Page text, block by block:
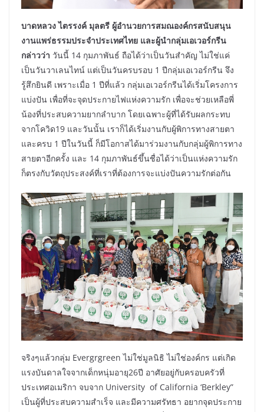
บาดหลวง ไตรรงค์ มุลตรี ผู้อำนวยการสมณองค์กรสนับสนุน
งานแพร่ธรรมประจำประเทศไทย และผู้นำกลุ่มเอเวอร์กรีน
กล่าวว่า วันนี้ 14 กุมภาพันธ์ ถือได้ว่าเป็นวันสำคัญ ไม่ใช่แค่
เป็นวันวาเลนไทน์ แต่เป็นวันครบรอบ 1 ปีกลุ่มเอเวอร์กรีน จึง
รู้สึกยินดี เพราะเมื่อ 1 ปีที่แล้ว กลุ่มเอเวอร์กรีนได้เริ่มโครงการ
แบ่งปัน เพื่อที่จะจุดประกายไฟแห่งความรัก เพื่อจะช่วยเหลือพี่
น้องที่ประสบความยากลำบาก โดยเฉพาะผู้ที่ได้รับผลกระทบ
จากโควิด19 และวันนั้น เราก็ได้เริ่มงานกับผู้พิการทางสายตา
และครบ 1 ปีในวันนี้ ก็มีโอกาสได้มาร่วมงานกับกลุ่มผู้พิการทาง
สายตาอีกครั้ง และ 14 กุมภาพันธ์ขึ้นชื่อได้ว่าเป็นแห่งความรัก
ก็ตรงกับวัตถุประสงค์ที่เราที่ต้องการจะแบ่งปันความรักต่อกัน
จริงๆแล้วกลุ่ม Evergrgreen ไม่ใช่มูลนิธิ​ ไม่ใช่องค์กร​ แต่เกิด
แรงบันดาลใจจากเด็กหนุ่มอายุ26ปี​ อาศัยอยู่กับครอบครัวที่
ประเทศอเมริกา​ จบจาก University of​ California ‘Berkley”
เป็นผู้ที่ประสบความสำเร็จ และมีความศรัทธา อยากจุดประกาย